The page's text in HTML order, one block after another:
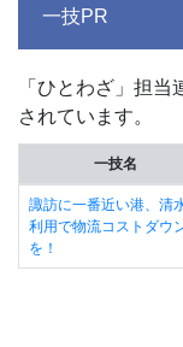
一技PR
「ひとわざ」担
されています。
一技名
諏訪に一番近い港、清
利用で物流コストダウ
を！